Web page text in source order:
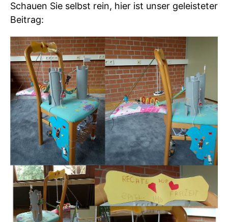
Schauen Sie selbst rein, hier ist unser geleisteter
Beitrag: